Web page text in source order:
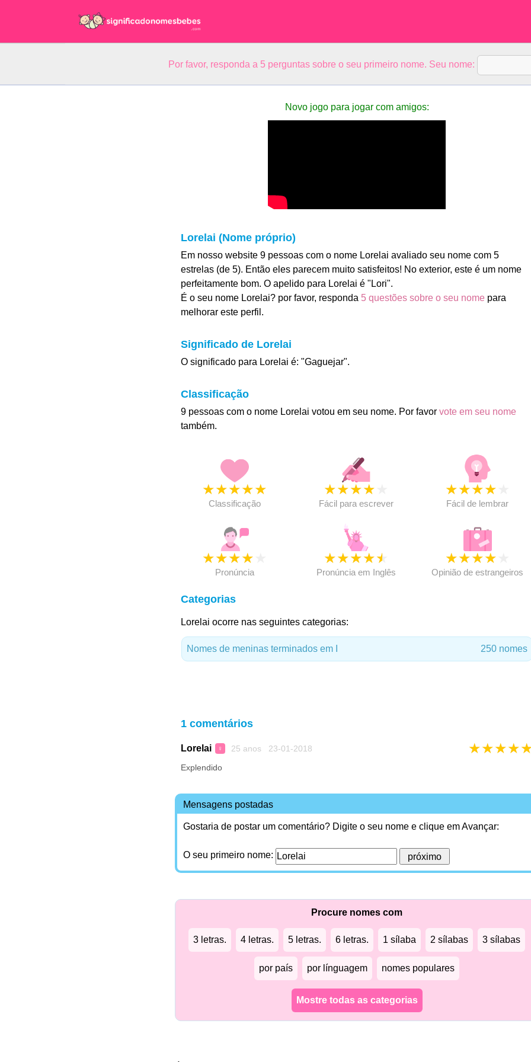
Por favor, responda a 5 perguntas sobre o seu primeiro nome. Seu nome:
Novo jogo para jogar com amigos:
Lorelai (Nome próprio)
Em nosso website 9 pessoas com o nome Lorelai avaliado seu nome com 5
estrelas (de 5). Então eles parecem muito satisfeitos! No exterior, este é um nome
perfeitamente bom. O apelido para Lorelai é "Lori".
É o seu nome Lorelai? por favor, responda 5 questões sobre o seu nomepara
melhorar este perfil.
Significado de Lorelai
O significado para Lorelai é: "Gaguejar".
Classificação
9 pessoas com o nome Lorelai votou em seu nome. Por favor vote em seu nome
também.
★★★★★
Classificação
★★★★
Fácil para escrever
★★★★
Fácil de lembrar
★★★★
Pronúncia
★★★★★
Pronúncia em Inglês
★★★★
Opinião de estrangeiros
Categorias
Lorelai ocorre nas seguintes categorias:
Nomes de meninas terminados em I 250 nomes
1 comentários
Lorelai ♀ 25 anos 23-01-2018 ★★★★
Explendido
Mensagens postadas
Gostaria de postar um comentário? Digite o seu nome e clique em Avançar:
O seu primeiro nome:
Procure nomes com
3 letras. 4 letras. 5 letras. 6 letras. 1 sílaba 2 sílabas 3 sílabas
por país por línguagem nomes populares
Mostre todas as categorias